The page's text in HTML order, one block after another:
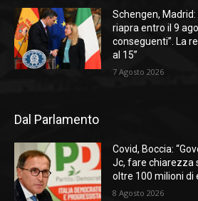
Schengen,
riapra entro il 9
conseguenti”. La
al 15”
7 Agosto 2026
Dal Parlamento
Covid, Boccia:
Jc, fare chiarezza
oltre 100 milioni di
8 Agosto 2026